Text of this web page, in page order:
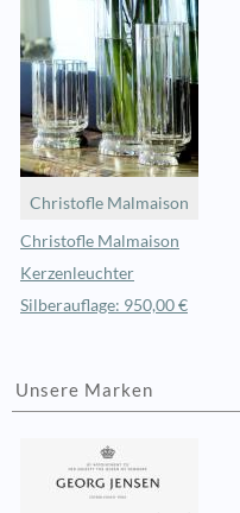
Christofle Malmaison
Christofle Malmaison
Kerzenleuchter
Silberauflage: 950,00 €
Unsere Marken